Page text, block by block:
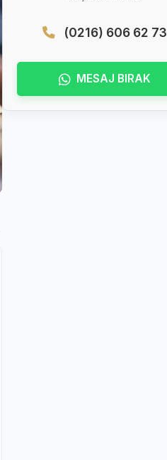
(0216) 606 62 73
MESAJ BIRAK